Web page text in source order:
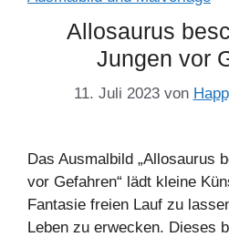
Allosaurus
Jungen vor
11. Juli 2023 von
Das Ausmalbild „Allosaurus
vor Gefahren“ lädt kleine
Fantasie freien Lauf zu
Leben zu erwecken. Dieses